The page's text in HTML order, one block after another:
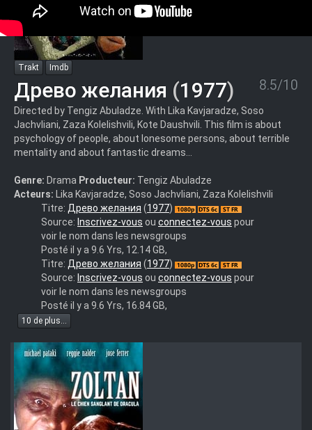
Trakt Imdb
Древо желания (1977) 8.5/10
Directed by Tengiz Abuladze. With Lika Kavjaradze, Soso
Jachvliani, Zaza Kolelishvili, Kote Daushvili. This film is about
psychology of people, about lonesome persons, about terrible
mentality and about fantastic dreams...
Genre: Drama Producteur: Tengiz Abuladze
Acteurs: Lika Kavjaradze, Soso Jachvliani, Zaza Kolelishvili
Древо
желания
(1977)
Titre: Древо желания (1977)
Source: Inscrivez-vous ou connectez-vous pour
voir le nom dans les newsgroups
Posté il y a 9.6 Yrs, 12.14 GB,
Древо
желания
(1977)
Titre: Древо желания (1977)
Source: Inscrivez-vous ou connectez-vous pour
voir le nom dans les newsgroups
Posté il y a 9.6 Yrs, 16.84 GB,
10 de plus...